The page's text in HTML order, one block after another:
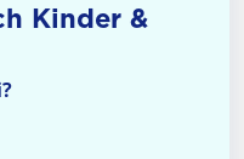
Kinder &